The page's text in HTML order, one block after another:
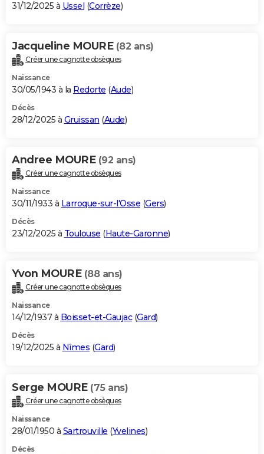
31/12/2025 à Ussel (Corrèze)
Jacqueline MOURE (82 ans)
Créer une cagnotte obsèques
Naissance
30/05/1943 à la Redorte (Aude)
Décès
28/12/2025 à Gruissan (Aude)
Andree MOURE (92 ans)
Créer une cagnotte obsèques
Naissance
30/11/1933 à Larroque-sur-l'Osse (Gers)
Décès
23/12/2025 à Toulouse (Haute-Garonne)
Yvon MOURE (88 ans)
Créer une cagnotte obsèques
Naissance
14/12/1937 à Boisset-et-Gaujac(Gard)
Décès
19/12/2025 à Nîmes (Gard)
Serge MOURE (75 ans)
Créer une cagnotte obsèques
Naissance
28/01/1950 à Sartrouville (Yvelines)
Décès